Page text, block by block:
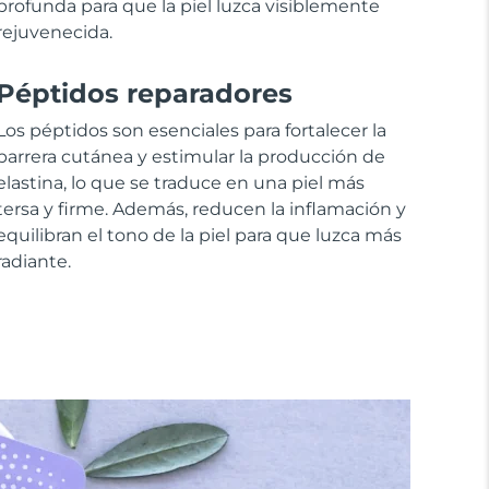
para que la piel luzca visiblemente
reparadores
péptidos son esenciales para fortalecer la
cutánea y estimular la producción de
lo que se traduce en una piel más
y firme. Además, reducen la inflamación y
el tono de la piel para que luzca más